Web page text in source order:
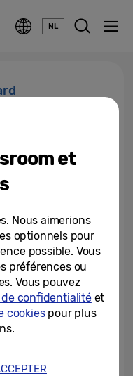
NL
avec la Galaxy Tab...
et
Nous aimerions
optionnels pour
possible. Vous
préférences ou
Vous pouvez
confidentialitéet
cookiespour plus